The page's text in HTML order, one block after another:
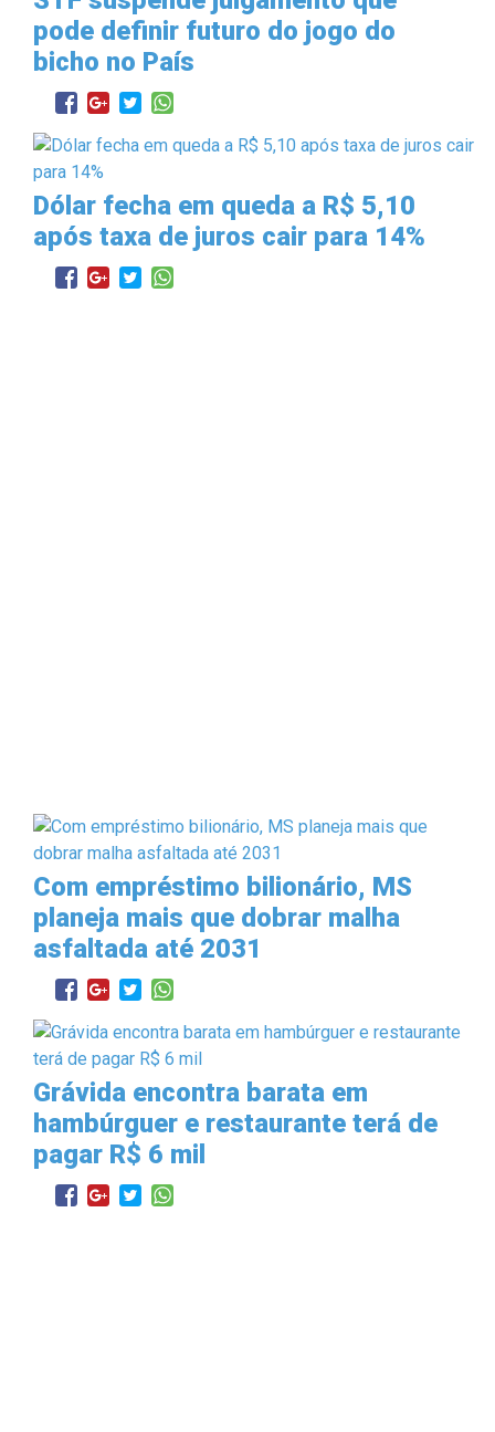
pode definir futuro do jogo do
bicho no País
Dólar fecha em queda a R$ 5,10
após taxa de juros cair para 14%
Com empréstimo bilionário, MS
planeja mais que dobrar malha
asfaltada até 2031
Grávida encontra barata em
hambúrguer e restaurante terá de
pagar R$ 6 mil